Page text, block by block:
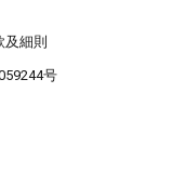
及細則
号